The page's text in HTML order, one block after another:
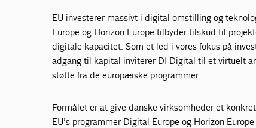
EU investerer massivt i digital omstilling og
Europe og Horizon Europe tilbyder tilskud til
digitale kapacitet. Som et led i vores fokus på
adgang til kapital inviterer DI Digital til et virtuelt
støtte fra de europæiske programmer.
Formålet er at give danske virksomheder et
EU’s programmer Digital Europe og Horizon